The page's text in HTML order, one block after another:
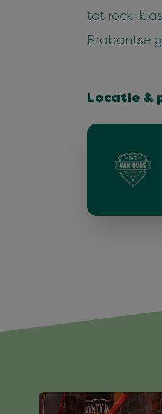
tot
Brabantse
Locatie &